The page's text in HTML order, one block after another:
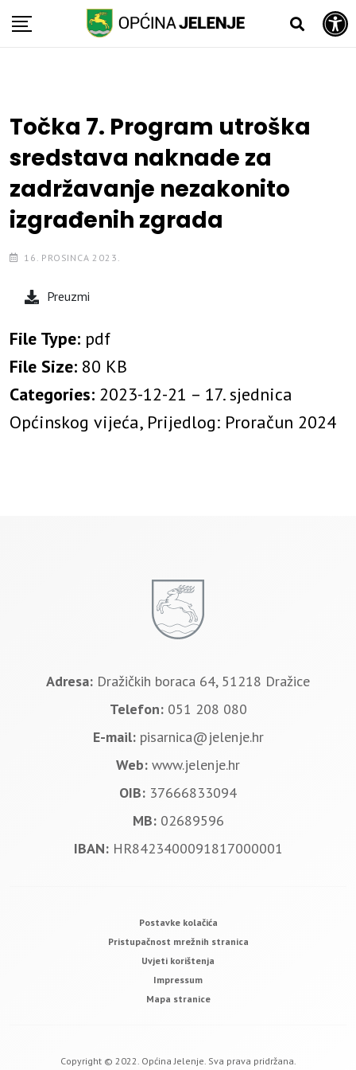
Open toolbar
Skip
Točka 7. Program utroška
sredstava naknade za
zadržavanje nezakonito
izgrađenih zgrada
16. PROSINCA 2023.
Preuzmi
File Type: pdf
File Size: 80 KB
Categories: 2023-12-21 – 17. sjednica
Općinskog vijeća, Prijedlog: Proračun 2024
Adresa: Dražičkih boraca 64, 51218 Dražice
Telefon: 051 208 080
E-mail: pisarnica@jelenje.hr
Web: www.jelenje.hr
OIB: 37666833094
MB: 02689596
IBAN: HR8423400091817000001
Postavke kolačića
Pristupačnost mrežnih stranica
Uvjeti korištenja
Impressum
Mapa stranice
Copyright © 2022. Općina Jelenje. Sva prava pridržana.